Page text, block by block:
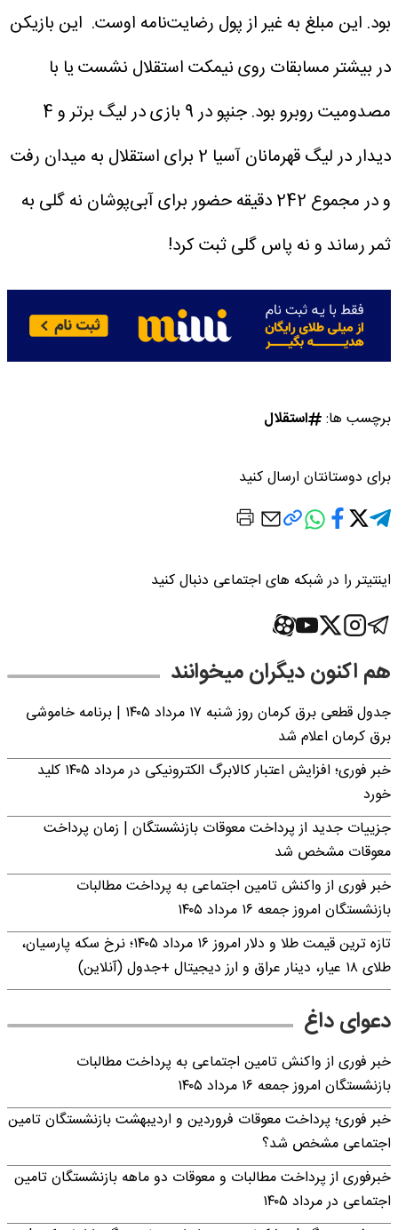
بود. این مبلغ به غیر از پول رضایت‌نامه اوست. این بازیکن
در بیشتر مسابقات روی نیمکت استقلال نشست یا با
مصدومیت روبرو بود. جنپو در 9 بازی در لیگ برتر و 4
دیدار در لیگ قهرمانان آسیا 2 برای استقلال به میدان رفت
و در مجموع 242 دقیقه حضور برای آبی‌پوشان نه گلی به
ثمر رساند و نه پاس گلی ثبت کرد!
برچسب ها: استقلال
برای دوستانتان ارسال کنید
اینتیتر را در شبکه های اجتماعی دنبال کنید
هم اکنون دیگران میخوانند
جدول قطعی برق کرمان روز شنبه ۱۷ مرداد ۱۴۰۵ | برنامه خاموشی
برق کرمان اعلام شد
خبر فوری؛ افزایش اعتبار کالابرگ الکترونیکی در مرداد ۱۴۰۵ کلید
خورد
جزییات جدید از پرداخت معوقات بازنشستگان | زمان پرداخت
معوقات مشخص شد
خبر فوری از واکنش تامین اجتماعی به پرداخت مطالبات
بازنشستگان امروز جمعه ۱۶ مرداد ۱۴۰۵
تازه ترین قیمت طلا و دلار امروز ۱۶ مرداد ۱۴۰۵؛ نرخ سکه پارسیان،
طلای ۱۸ عیار، دینار عراق و ارز دیجیتال +جدول (آنلاین)
دعوای داغ
خبر فوری از واکنش تامین اجتماعی به پرداخت مطالبات
بازنشستگان امروز جمعه ۱۶ مرداد ۱۴۰۵
خبر فوری؛ پرداخت معوقات فروردین و اردیبهشت بازنشستگان تامین
اجتماعی مشخص شد؟
خبرفوری از پرداخت مطالبات و معوقات دو ماهه بازنشستگان تامین
اجتماعی در مرداد ۱۴۰۵